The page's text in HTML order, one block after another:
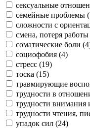
сексуальные
семейные проблемы (
сложности с
смена, потеря работы
соматические боли (4
социофобия (4)
стресс (19)
тоска (15)
травмирующие
трудности в
трудности внимания
трудности чтения,
упадок сил (24)